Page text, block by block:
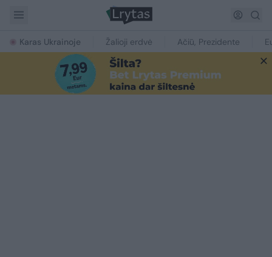
Karas Ukrainoje Žalioji erdvė Ačiū, Prezidente